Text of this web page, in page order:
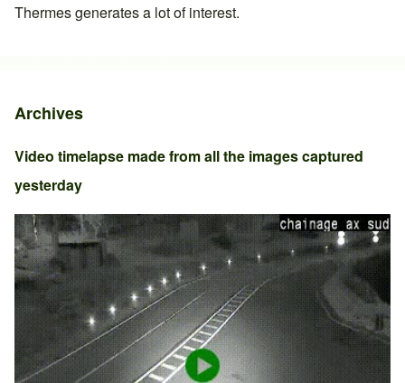
Thermesgenerates a lot of interest.
Archives
Video timelapse made from all the images captured
yesterday